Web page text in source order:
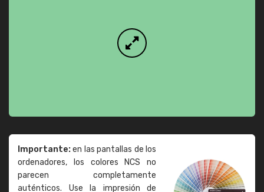
Importante:en las pantallas de los
ordenadores, los colores NCS no
parecen completamente
auténticos. Use la impresión de